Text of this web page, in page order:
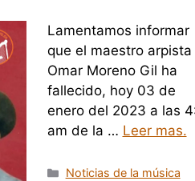
Lamentamos informar
que el maestro arpista
Omar Moreno Gil ha
fallecido, hoy 03 de
enero del 2023 a las
am de la … Leer mas.
Categorías
Noticias de la música